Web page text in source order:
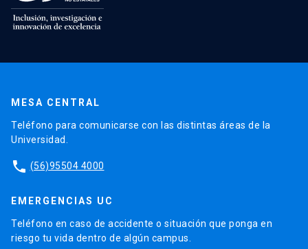
MESA CENTRAL
Teléfono para comunicarse con las distintas áreas de la
Universidad.
phone (56)95504 4000
EMERGENCIAS UC
Teléfono en caso de accidente o situación que ponga en
riesgo tu vida dentro de algún campus.